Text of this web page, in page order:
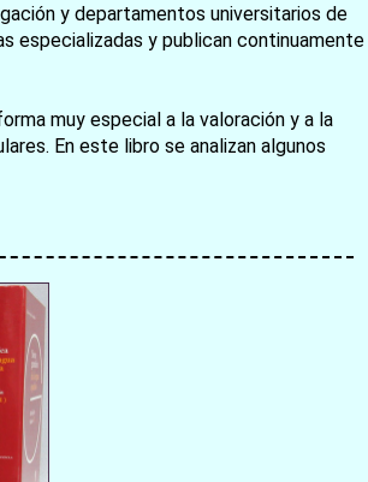
y departamentos universitarios de
especializadas y publican continuamente
muy especial a la valoración y a la
En este libro se analizan algunos